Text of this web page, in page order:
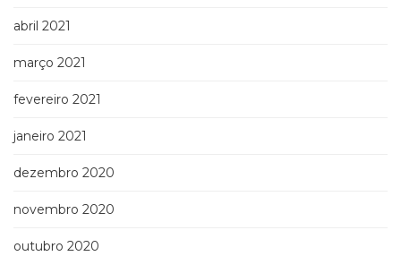
abril 2021
março 2021
fevereiro 2021
janeiro 2021
dezembro 2020
novembro 2020
outubro 2020